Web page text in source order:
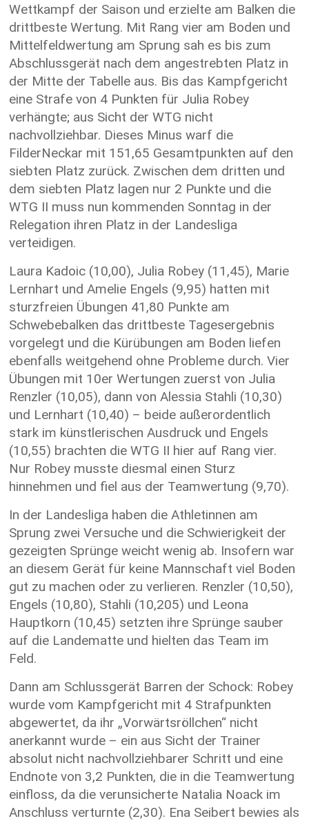
Wettkampf der Saison und erzielte am Balken die
drittbeste Wertung. Mit Rang vier am Boden und
Mittelfeldwertung am Sprung sah es bis zum
Abschlussgerät nach dem angestrebten Platz in
der Mitte der Tabelle aus. Bis das Kampfgericht
eine Strafe von 4 Punkten für Julia Robey
verhängte; aus Sicht der WTG nicht
nachvollziehbar. Dieses Minus warf die
FilderNeckar mit 151,65 Gesamtpunkten auf den
siebten Platz zurück. Zwischen dem dritten und
dem siebten Platz lagen nur 2 Punkte und die
WTG II muss nun kommenden Sonntag in der
Relegation ihren Platz in der Landesliga
verteidigen.
Laura Kadoic (10,00), Julia Robey (11,45), Marie
Lernhart und Amelie Engels (9,95) hatten mit
sturzfreien Übungen 41,80 Punkte am
Schwebebalken das drittbeste Tagesergebnis
vorgelegt und die Kürübungen am Boden liefen
ebenfalls weitgehend ohne Probleme durch. Vier
Übungen mit 10er Wertungen zuerst von Julia
Renzler (10,05), dann von Alessia Stahli (10,30)
und Lernhart (10,40) – beide außerordentlich
stark im künstlerischen Ausdruck und Engels
(10,55) brachten die WTG II hier auf Rang vier.
Nur Robey musste diesmal einen Sturz
hinnehmen und fiel aus der Teamwertung (9,70).
In der Landesliga haben die Athletinnen am
Sprung zwei Versuche und die Schwierigkeit der
gezeigten Sprünge weicht wenig ab. Insofern war
an diesem Gerät für keine Mannschaft viel Boden
gut zu machen oder zu verlieren. Renzler (10,50),
Engels (10,80), Stahli (10,205) und Leona
Hauptkorn (10,45) setzten ihre Sprünge sauber
auf die Landematte und hielten das Team im
Feld.
Dann am Schlussgerät Barren der Schock: Robey
wurde vom Kampfgericht mit 4 Strafpunkten
abgewertet, da ihr „Vorwärtsröllchen“ nicht
anerkannt wurde – ein aus Sicht der Trainer
absolut nicht nachvollziehbarer Schritt und eine
Endnote von 3,2 Punkten, die in die Teamwertung
einfloss, da die verunsicherte Natalia Noack im
Anschluss verturnte (2,30). Ena Seibert bewies als